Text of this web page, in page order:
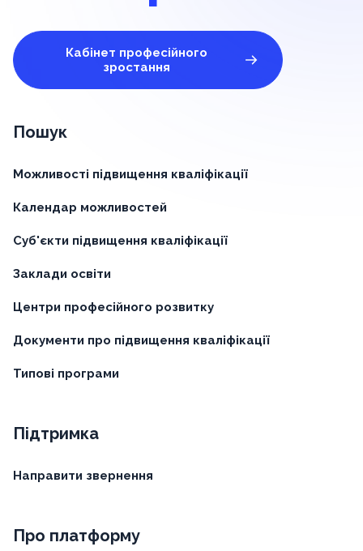
Кабінет професійного
зростання
Пошук
Можливості підвищення кваліфікації
Календар можливостей
Суб'єкти підвищення кваліфікації
Заклади освіти
Центри професійного розвитку
Документи про підвищення кваліфікації
Типові програми
Підтримка
Направити звернення
Про платформу